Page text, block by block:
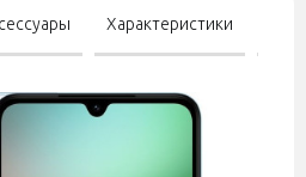
Характеристики